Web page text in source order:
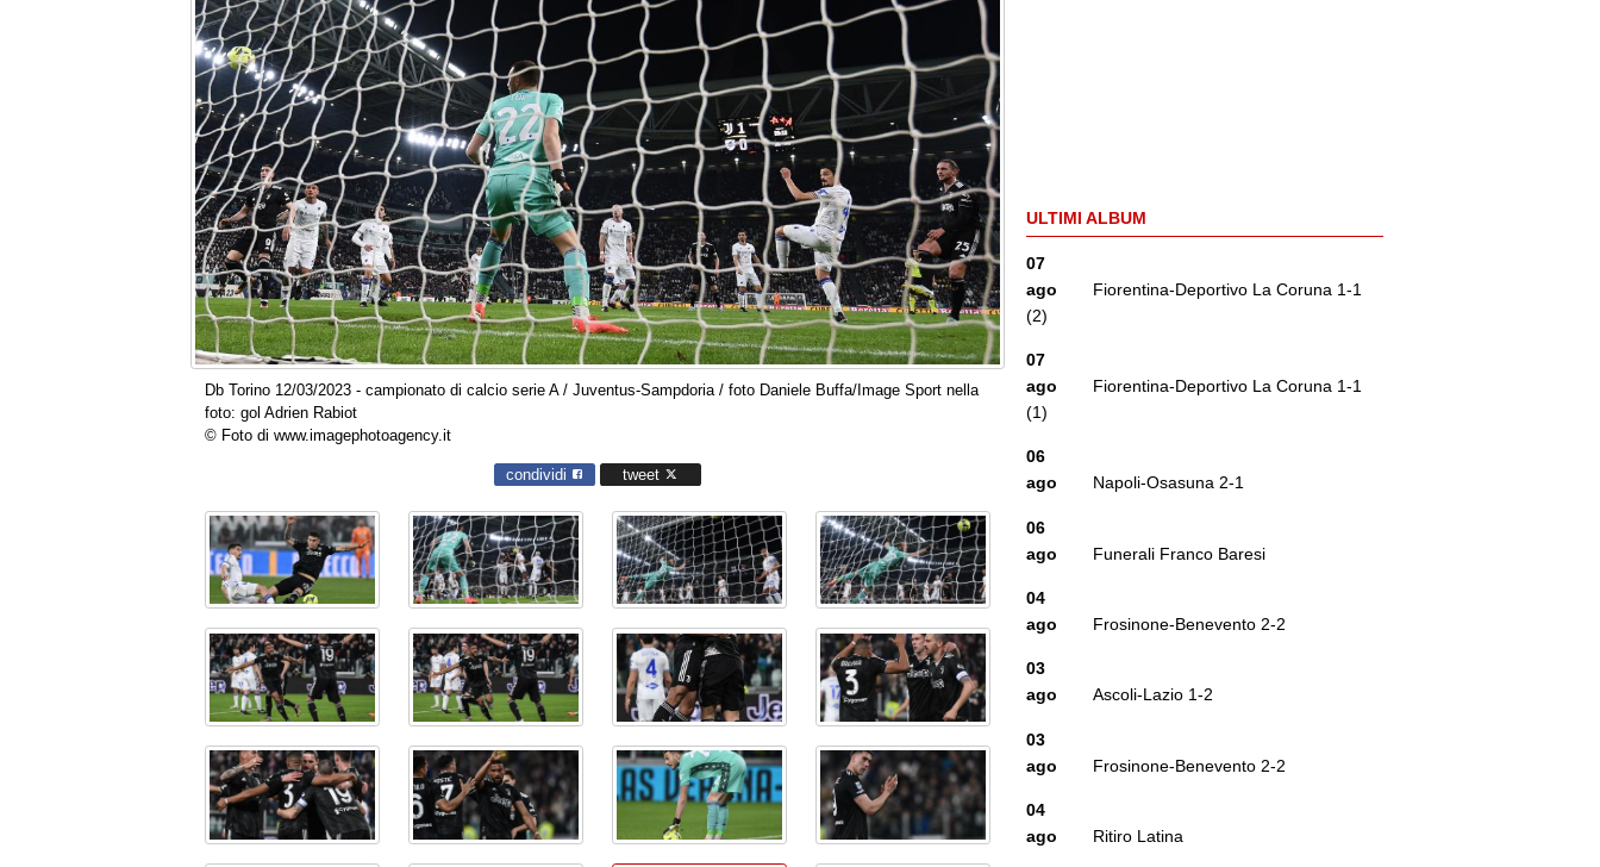
Db Torino 12/03/2023 - campionato di calcio serie A / Juventus-Sampdoria / foto Daniele Buffa/Image Sport nella
foto: gol Adrien Rabiot
© Foto di www.imagephotoagency.it
condividi tweet
ULTIMI ALBUM
07
ago
Fiorentina-Deportivo La Coruna 1-1
(2)
07
ago
Fiorentina-Deportivo La Coruna 1-1
(1)
06
ago
Napoli-Osasuna 2-1
06
ago
Funerali Franco Baresi
04
ago
Frosinone-Benevento 2-2
03
ago
Ascoli-Lazio 1-2
03
ago
Frosinone-Benevento 2-2
04
ago
Ritiro Latina